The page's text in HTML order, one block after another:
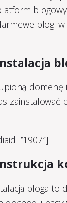
blogi
domenę
zainstalować
bloga to